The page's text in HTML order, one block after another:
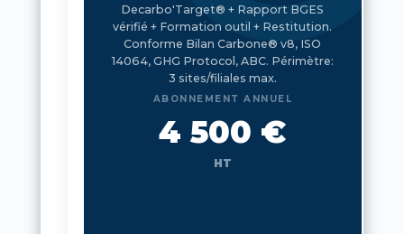
Decarbo'Target® + Rapport BGES
vérifié + Formation outil + Restitution.
Conforme Bilan Carbone® v8, ISO
14064, GHG Protocol, ABC. Périmètre:
3 sites/filiales max.
ABONNEMENT ANNUEL
4 500 €
HT